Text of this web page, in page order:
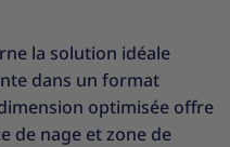
la solution idéale
dans un format
optimisée offre
de nage et zone de